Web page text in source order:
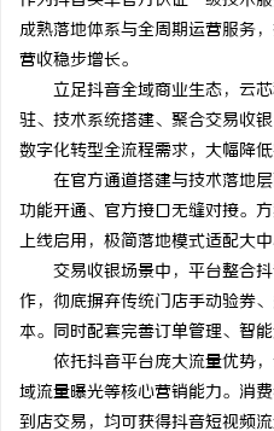
成熟落地体系与全周期运营服务
营收稳步增长。
立足抖音全域商业生态，云芯
驻、技术系统搭建、聚合交易收
数字化转型全流程需求，大幅降
在官方通道搭建与技术落地层
功能开通、官方接口无缝对接。
上线启用，极简落地模式适配大
交易收银场景中，平台整合抖
作，彻底摒弃传统门店手动验券
本。同时配套完善订单管理、智
依托抖音平台庞大流量优势，
域流量曝光等核心营销能力。消
到店交易，均可获得抖音短视频